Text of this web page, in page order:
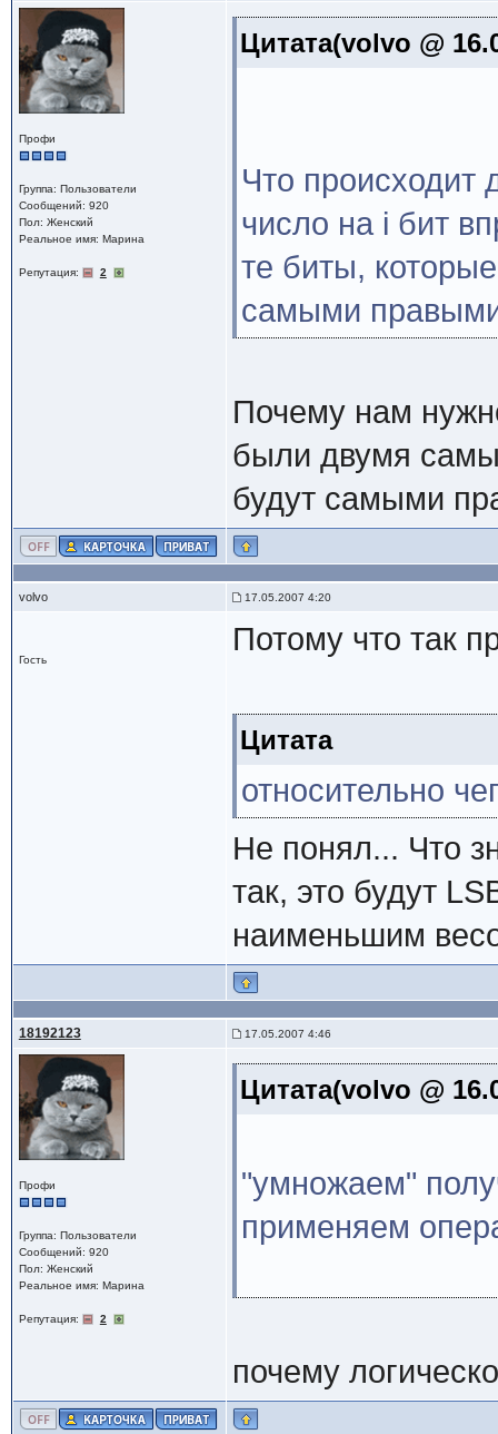
Профи
Группа: Пользователи
Сообщений: 920
Пол: Женский
Реальное имя: Марина
Репутация: 2
Цитата(volvo @
Что
число на i бит
те биты,
самыми
Почему нам
были двумя
будут самыми
volvo 17.05.2007 4:20
Гость
Потому что так
Цитата
относительно
Не понял... Что
так, это будут
наименьшим
18192123 17.05.2007 4:46
Профи
Группа: Пользователи
Сообщений: 920
Пол: Женский
Реальное имя: Марина
Репутация: 2
Цитата(volvo @
"умножаем"
применяем
почему